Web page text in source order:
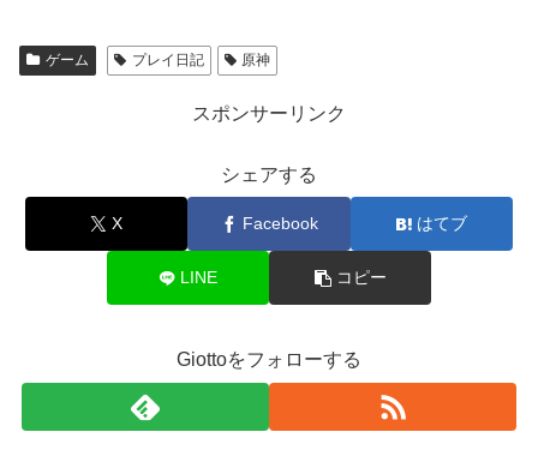
ゲーム プレイ日記 原神
スポンサーリンク
シェアする
X Facebook はてブ
LINE コピー
Giottoをフォローする